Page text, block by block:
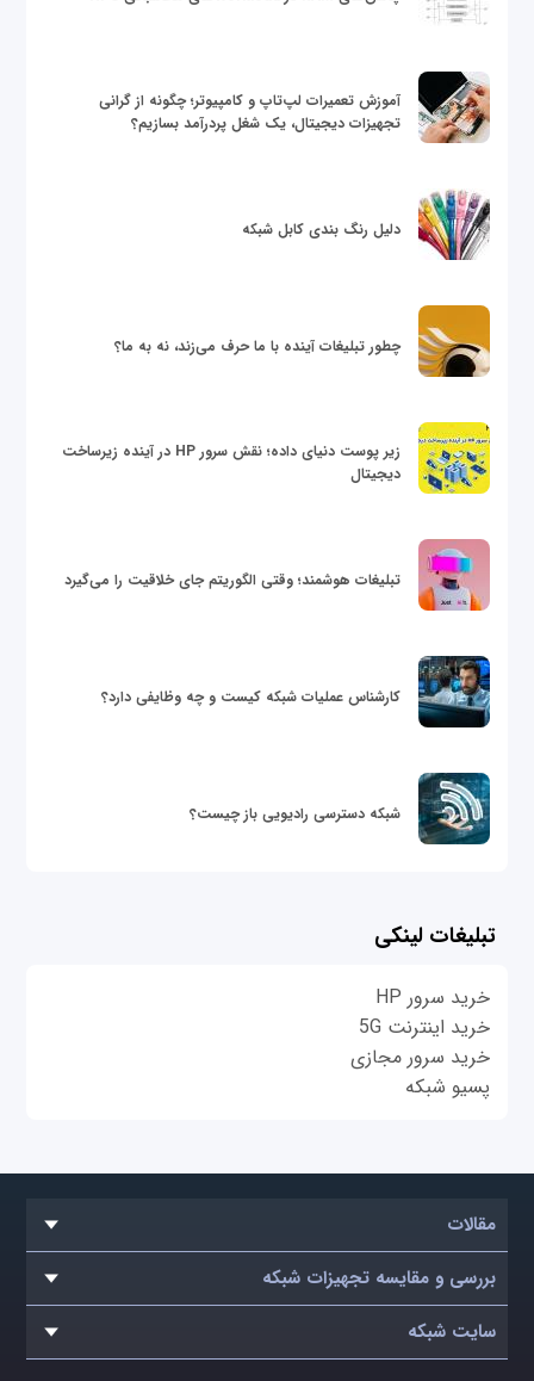
آموزش تعمیرات لپ‌تاپ و کامپیوتر؛ چگونه از گرانی
تجهیزات دیجیتال، یک شغل پردرآمد بسازیم؟
دلیل رنگ بندی کابل شبکه
چطور تبلیغات آینده با ما حرف می‌زند، نه به ما؟
زیر پوست دنیای داده؛ نقش سرور HP در آینده زیرساخت
دیجیتال
تبلیغات هوشمند؛ وقتی الگوریتم جای خلاقیت را می‌گیرد
کارشناس عملیات شبکه کیست و چه وظایفی دارد؟
شبکه دسترسی رادیویی باز چیست؟
تبلیغات لینکی
خرید سرور HP
خرید اینترنت 5G
خرید سرور مجازی
پسیو شبکه
مقالات
بررسی و مقایسه تجهیزات شبکه
سایت شبکه